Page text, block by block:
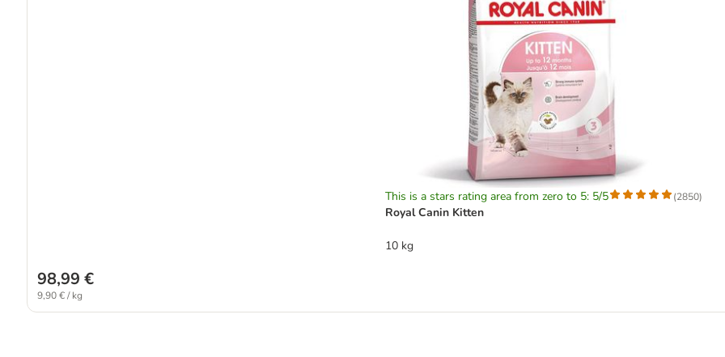
This is a stars rating area from zero to 5: 5/5 (2850)
Royal Canin Kitten
10 kg
98,99 €
9,90 € / kg